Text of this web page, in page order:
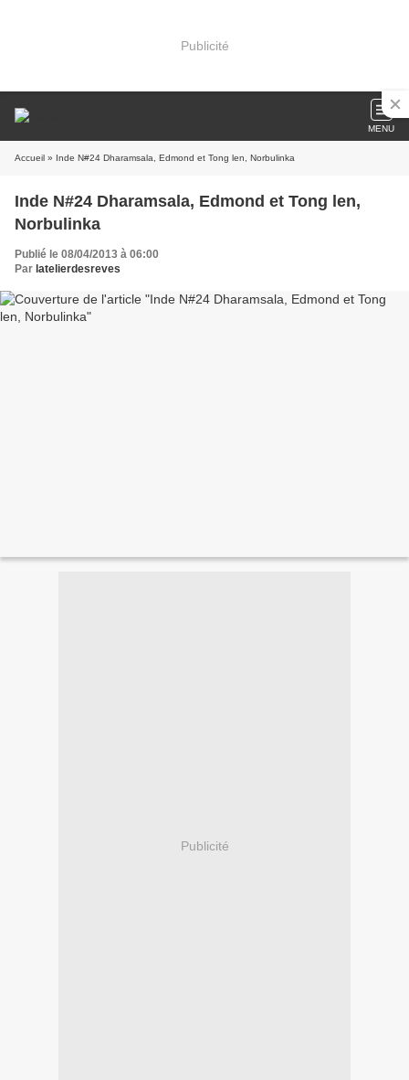
Publicité
MENU
Accueil » Inde N#24 Dharamsala, Edmond et Tong len, Norbulinka
Inde N#24 Dharamsala, Edmond et Tong len,
Norbulinka
Publié le 08/04/2013 à 06:00
Par latelierdesreves
Publicité